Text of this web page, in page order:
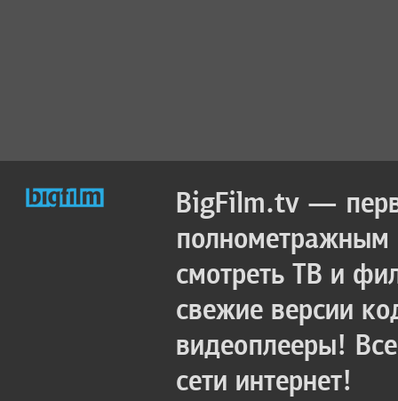
BigFilm.tv —
полнометражным
смотреть ТВ и
свежие версии
видеоплееры!
сети интернет!